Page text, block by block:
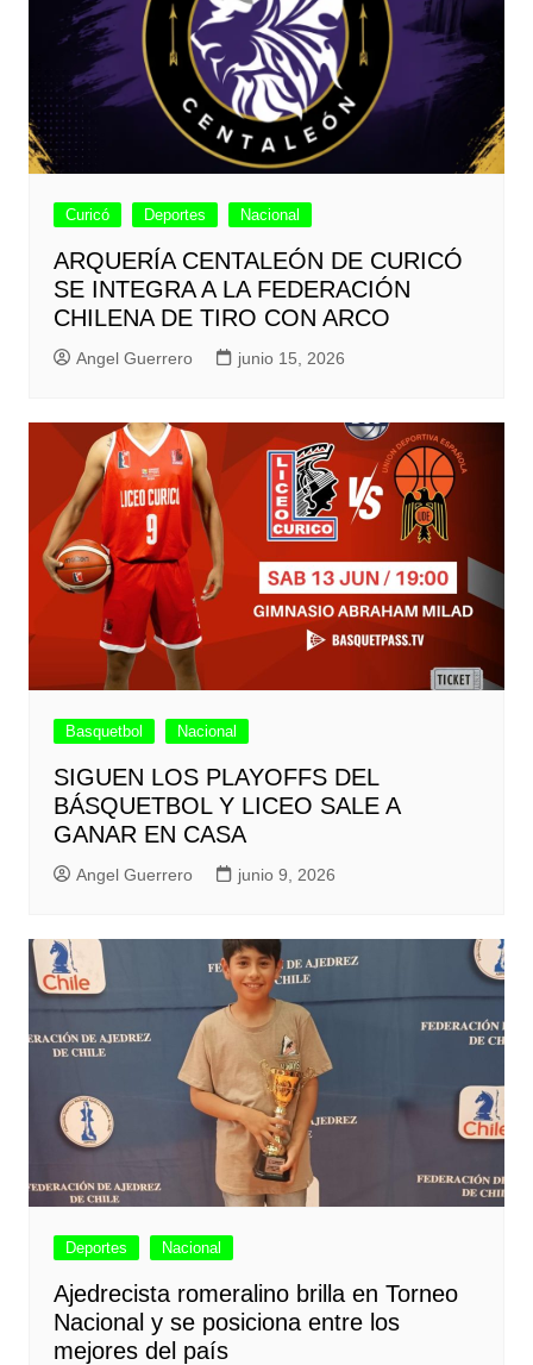
Curicó Deportes Nacional
ARQUERÍA CENTALEÓN DE CURICÓ
SE INTEGRA A LA FEDERACIÓN
CHILENA DE TIRO CON ARCO
Angel Guerrero junio 15, 2026
Basquetbol Nacional
SIGUEN LOS PLAYOFFS DEL
BÁSQUETBOL Y LICEO SALE A
GANAR EN CASA
Angel Guerrero junio 9, 2026
Deportes Nacional
Ajedrecista romeralino brilla en Torneo
Nacional y se posiciona entre los
mejores del país